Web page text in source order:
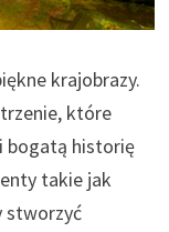
krajobrazy.
które
bogatą historię
takie jak
stworzyć